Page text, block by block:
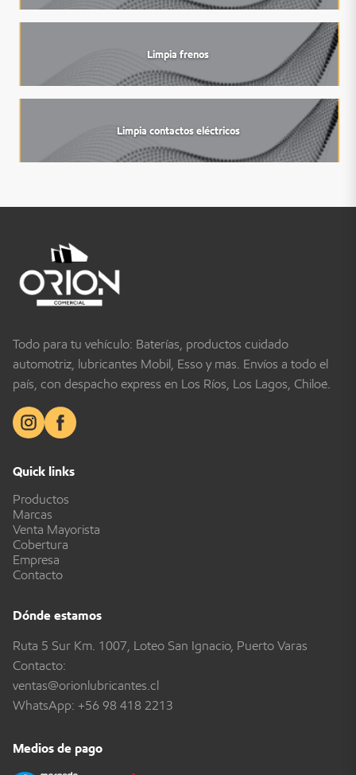
Limpia frenos
Limpia contactos eléctricos
Todo para tu vehículo: Baterías, productos cuidado
automotriz, lubricantes Mobil, Esso y más. Envíos a todo el
país, con despacho express en Los Ríos, Los Lagos, Chiloé.
Quick links
Productos
Marcas
Venta Mayorista
Cobertura
Empresa
Contacto
Dónde estamos
Ruta 5 Sur Km. 1007, Loteo San Ignacio, Puerto Varas
Contacto:
ventas@orionlubricantes.cl
WhatsApp: +56 98 418 2213
Medios de pago